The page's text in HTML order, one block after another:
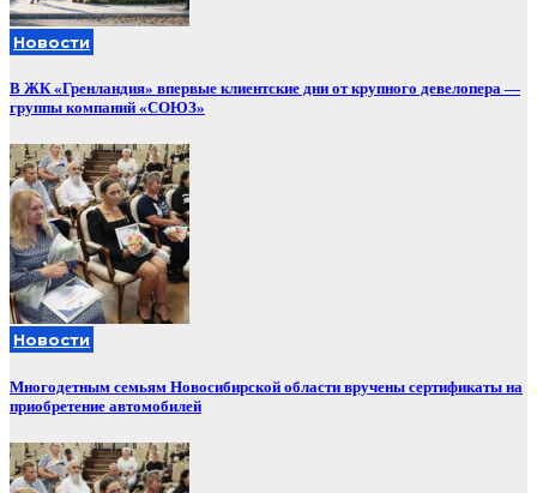
Новости
В ЖК «Гренландия» впервые клиентские дни от крупного девелопера —
группы компаний «СОЮЗ»
Новости
Многодетным семьям Новосибирской области вручены сертификаты на
приобретение автомобилей